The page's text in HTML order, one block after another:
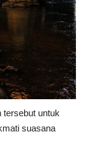
tersebut untuk
suasana